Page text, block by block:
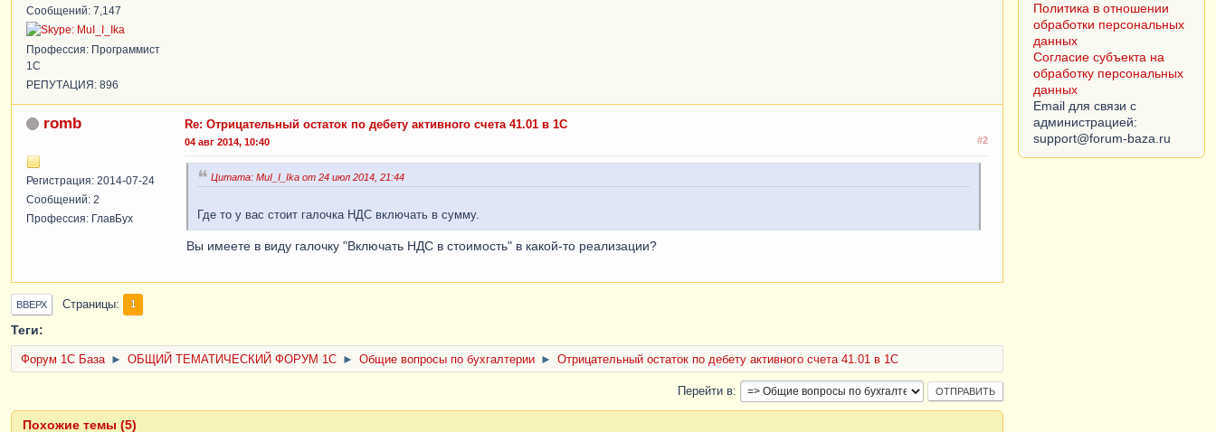
Сообщений: 7,147
Профессия: Программист
1С
РЕПУТАЦИЯ: 896
romb
Регистрация: 2014-07-24
Сообщений: 2
Профессия: ГлавБух
Re: Отрицательный остаток по дебету активного счета 41.01 в 1С
#2
04 авг 2014, 10:40
Цитата: MuI_I_Ika от 24 июл 2014, 21:44
Где то у вас стоит галочка НДС включать в сумму.
Вы имеете в виду галочку "Включать НДС в стоимость" в какой-то реализации?
ВВЕРХ Страницы 1
Теги:
Форум 1C База ► ОБЩИЙ ТЕМАТИЧЕСКИЙ ФОРУМ 1С ► Общие вопросы по бухгалтерии ► Отрицательный остаток по дебету активного счета 41.01 в 1С
Перейти в
Похожие темы (5)
Политика в отношении
обработки персональных
данных
Согласие субъекта на
обработку персональных
данных
Email для связи с
администрацией: